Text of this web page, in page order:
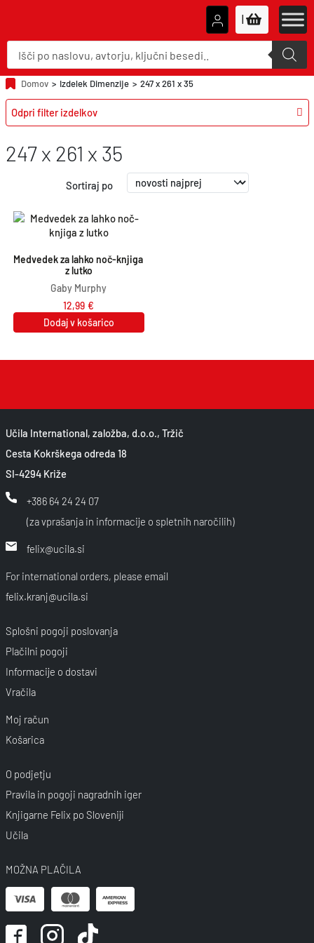
P
o
d
u
c
t
s
r
c
|
Domov > Izdelek Dimenzije > 247 x 261 x 35
247 x 261 x 35
Sortiraj po
Medvedek za lahko noč-knjiga
z lutko
Gaby Murphy
12,99 €
Dodaj v košarico
Odpri filter izdelkov
Učila International, založba, d.o.o., Tržič
Cesta Kokrškega odreda 18
SI-4294 Križe
+386 64 24 24 07
(za vprašanja in informacije o spletnih naročilih)
felix@ucila.si
For international orders, please email
felix.kranj@ucila.si
Splošni pogoji poslovanja
Plačilni pogoji
Informacije o dostavi
Vračila
Moj račun
Košarica
O podjetju
Pravila in pogoji nagradnih iger
Knjigarne Felix po Sloveniji
Učila
MOŽNA PLAČILA